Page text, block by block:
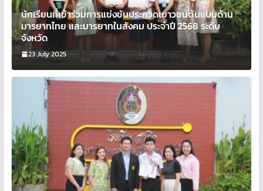
นักเรียนที่เข้าร่วมการแข่งขันประกวดเยาวชนต้นแบบด้าน
มารยาทไทย และมารยาทในสังคม ประจำปี 2568 ระดับ
จังหวัด
23 July 2025